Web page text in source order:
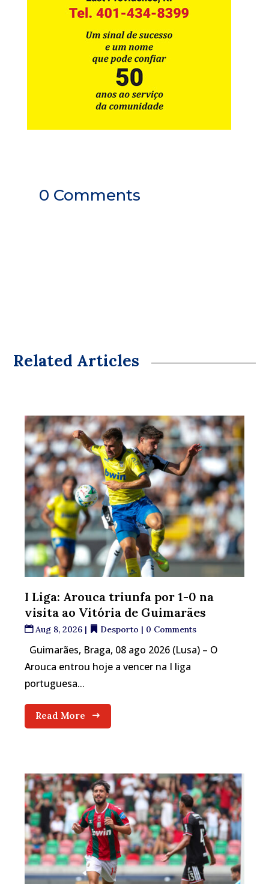
0 Comments
Related Articles
I Liga: Arouca triunfa por 1-0 na
visita ao Vitória de Guimarães
Aug 8, 2026 | Desporto | 0 Comments
Guimarães, Braga, 08 ago 2026 (Lusa) – O
Arouca entrou hoje a vencer na I liga
portuguesa...
Read More